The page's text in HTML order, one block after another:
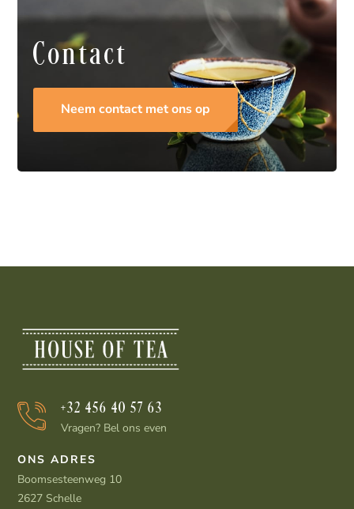
Contact
Neem contact met ons op
+32 456 40 57 63
Vragen? Bel ons even
ONS ADRES
Boomsesteenweg 10
2627 Schelle